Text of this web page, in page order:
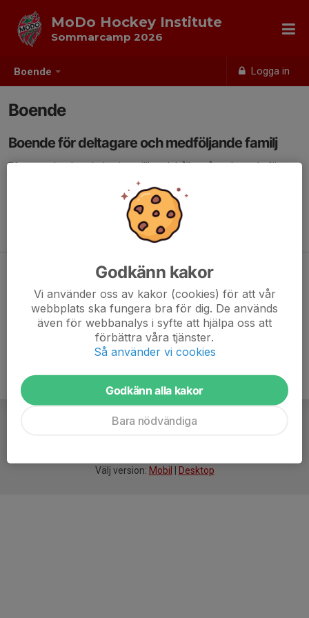
Boende Logga in
MoDo Hockey Institute
Sommarcamp 2026
Boende
Boende för deltagare och medföljande familj
Eftersom hockeyskolan inte tillhandahåller något boende för
deltagarna själva, vill vi påminna alla deltagare att ordna sitt
boende. Vi arbetar just nu med att skapa erbjudanden
tillsammans med hotell och boenden i närheten till arenan och
Örnsköldsvik. Mer info om detta kommer.
Välj version: Mobil Desktop
Godkänn kakor
Vi använder oss av kakor (cookies) för att vår
webbplats ska fungera bra för dig. De används
även för webbanalys i syfte att hjälpa oss att
förbättra våra tjänster.
Så använder vi cookies
Godkänn alla kakor
Bara nödvändiga